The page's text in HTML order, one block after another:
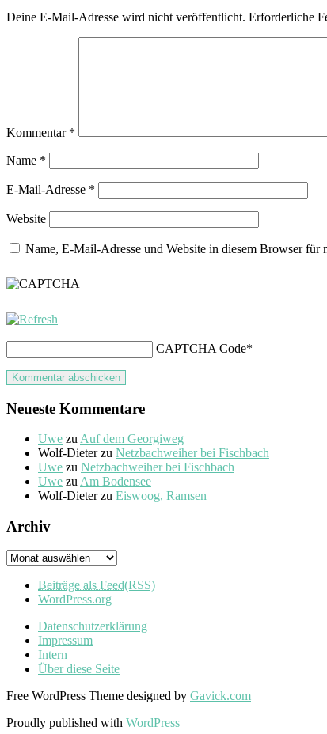
Deine E-Mail-Adresse wird nicht veröffentlicht. Erforderliche
Kommentar *
Name *
E-Mail-Adresse *
Website
Name, E-Mail-Adresse und Website in diesem Browser für
CAPTCHA Code*
Neueste Kommentare
Uwe zuAuf dem Georgiweg
Wolf-Dieterzu Netzbachweiher bei Fischbach
Uwe zu Netzbachweiher bei Fischbach
Uwe zuAm Bodensee
Wolf-Dieterzu Eiswoog, Ramsen
Archiv
Archiv
Beiträge als Feed(RSS)
WordPress.org
Datenschutzerklärung
Impressum
Intern
Über diese Seite
Free WordPress Theme designed by Gavick.com
Proudly published with WordPress